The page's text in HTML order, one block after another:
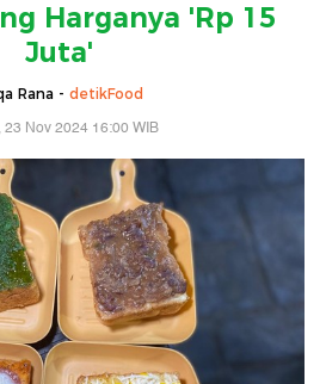
Harganya 'Rp 15
Juta'
Rana - detikFood
23 Nov 2024 16:00 WIB